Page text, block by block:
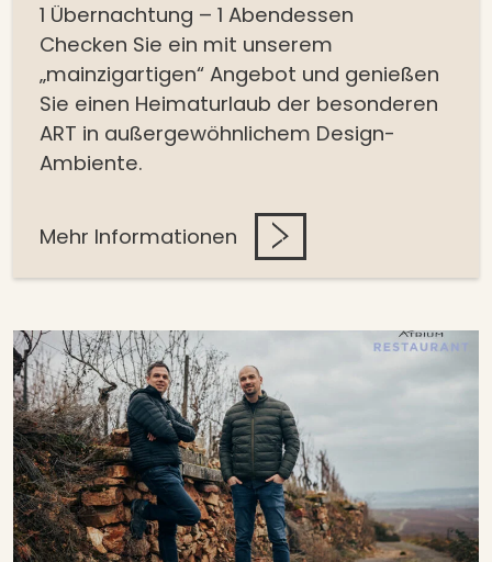
1 Übernachtung – 1 Abendessen
Checken Sie ein mit unserem
„mainzigartigen“ Angebot und genießen
Sie einen Heimaturlaub der besonderen
ART in außergewöhnlichem Design-
Ambiente.
Mehr Informationen